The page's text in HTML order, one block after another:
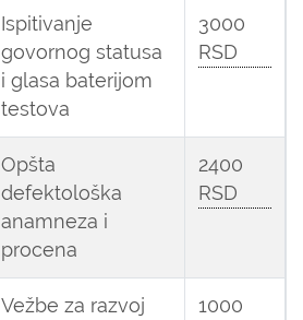
Ispitivanje
govornog statusa
i glasa baterijom
testova
3000
RSD
Opšta
defektološka
anamneza i
procena
2400
RSD
Vežbe za razvoj
1000